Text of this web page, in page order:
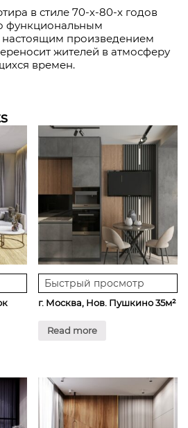
в стиле 70-х-80-х годов
функциональным
настоящим произведением
жителей в атмосферу
времен.
Быстрый просмотр
г. Москва, Нов. Пушкино 35м²
Read more